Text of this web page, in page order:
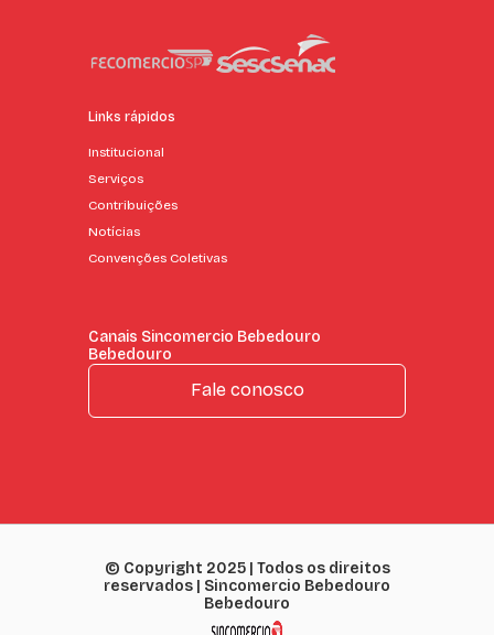
Links rápidos
Institucional
Serviços
Contribuições
Notícias
Convenções Coletivas
Canais Sincomercio Bebedouro
Bebedouro
Fale conosco
© Copyright 2025 | Todos os direitos
reservados | Sincomercio Bebedouro
Bebedouro